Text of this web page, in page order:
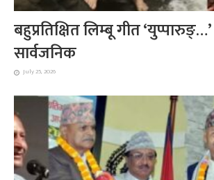
बहुप्रतिक्षित लिम्बू गीत
सार्वजनिक
July 25, 2026